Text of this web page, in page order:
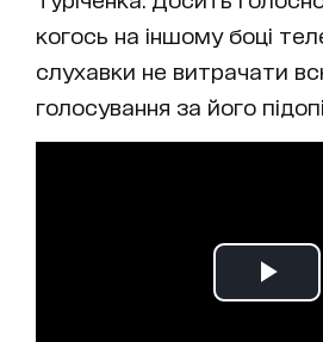
когось на іншому боці
слухавки не витрачати
голосування за його